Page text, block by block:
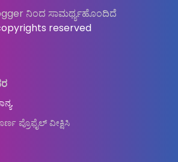
ನಿಂದ ಸಾಮರ್ಥ್ಯಹೊಂದಿದೆ
reserved
ಪ್ರೊಫೈಲ್ ವೀಕ್ಷಿಸಿ